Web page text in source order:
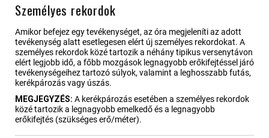
Személyes rekordok
Amikor befejez egy tevékenységet, az óra megjeleníti az adott
tevékenység alatt esetlegesen elért új személyes rekordokat. A
személyes rekordok közé tartozik a néhány tipikus versenytávon
elért legjobb idő, a főbb mozgások legnagyobb erőkifejtéssel járó
tevékenységeihez tartozó súlyok, valamint a leghosszabb futás,
kerékpározás vagy úszás.
MEGJEGYZÉS: A kerékpározás esetében a személyes rekordok
közé tartozik a legnagyobb emelkedő és a legnagyobb
erőkifejtés (szükséges erő/méter).